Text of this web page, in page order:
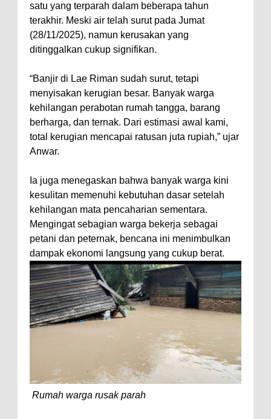
satu yang terparah dalam beberapa tahun
terakhir. Meski air telah surut pada Jumat
(28/11/2025), namun kerusakan yang
ditinggalkan cukup signifikan.
“Banjir di Lae Riman sudah surut, tetapi
menyisakan kerugian besar. Banyak warga
kehilangan perabotan rumah tangga, barang
berharga, dan ternak. Dari estimasi awal kami,
total kerugian mencapai ratusan juta rupiah,” ujar
Anwar.
Ia juga menegaskan bahwa banyak warga kini
kesulitan memenuhi kebutuhan dasar setelah
kehilangan mata pencaharian sementara.
Mengingat sebagian warga bekerja sebagai
petani dan peternak, bencana ini menimbulkan
dampak ekonomi langsung yang cukup berat.
Rumah warga rusak parah